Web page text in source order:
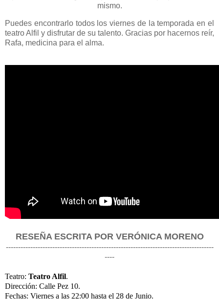
mismo.
Puedes encontrarlo todos los viernes de la temporada en el
teatro Alfil y disfrutar de su talento. Gracias por hacernos reír,
Rafa, medicina para el alma.
RESEÑA ESCRITA POR VERÓNICA MORENO
-------------------------------------------------------------------------------------
----
Teatro: Teatro Alfil.
Dirección: Calle Pez 10.
Fechas: Viernes a las 22:00 hasta el 28 de Junio.